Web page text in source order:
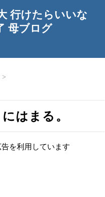
行けたらいいな
母ブログ
はまる。
を利用しています